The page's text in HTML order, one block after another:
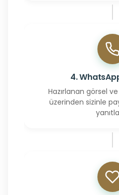
4.
Hazırlanan görsel
üzerinden sizinle